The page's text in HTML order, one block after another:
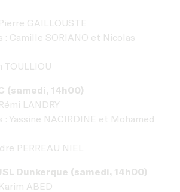
GAILLOUSTE
Camille SORIANO et Nicolas
(samedi, 14h00)
LANDRY
Yassine NACIRDINE et Mohamed
PERREAU NIEL
Dunkerque (samedi, 14h00)
ABED